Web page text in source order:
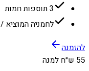
3 תוספות חמות
לחמניה המוציא /
להזמנה
55 ש״ח למנה